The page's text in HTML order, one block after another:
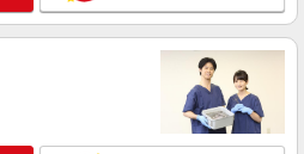
詳細を見る
舗スタッフ（接客・調理・清掃な